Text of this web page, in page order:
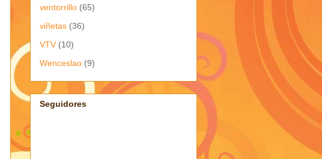
ventorrillo (65)
viñetas (36)
VTV (10)
Wenceslao (9)
Seguidores